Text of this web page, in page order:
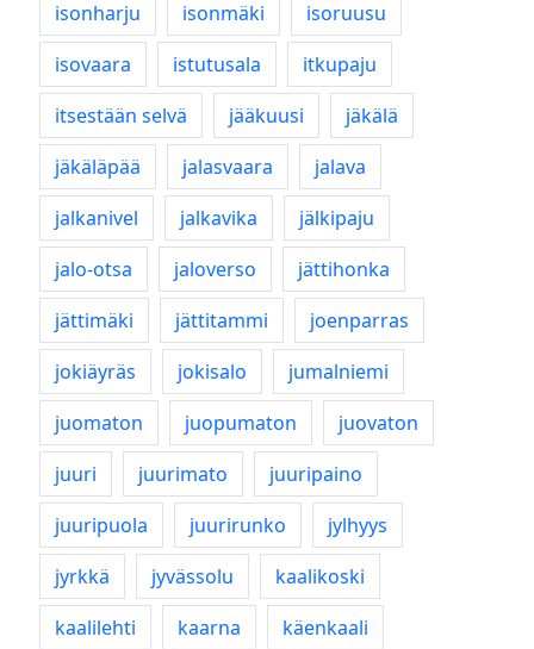
isonharju isonmäki
isoruusu
isovaara
istutusala
itkupaju
itsestään selvä
jääkuusi
jäkälä
jäkäläpää
jalasvaara
jalava
jalkanivel
jalkavika
jälkipaju
jalo-otsa
jaloverso
jättihonka
jättimäki
jättitammi
joenparras
jokiäyräs
jokisalo
jumalniemi
juomaton
juopumaton
juovaton
juuri
juurimato
juuripaino
juuripuola
juurirunko
jylhyys
jyrkkä
jyvässolu
kaalikoski
kaalilehti
kaarna
käenkaali